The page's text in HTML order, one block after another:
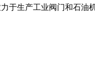
于生产工业阀门和石